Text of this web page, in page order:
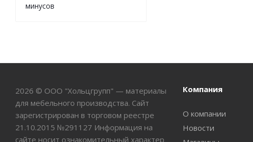
минусов
2026 © ООО "Хольцгрупп" — материалы
для мебельного производства. Сайт
зарегистрирован в торговом реестре
21.10.2015 №291127 Информация на
сайте носит ознакомительный характер
Компания
О компании
Новости